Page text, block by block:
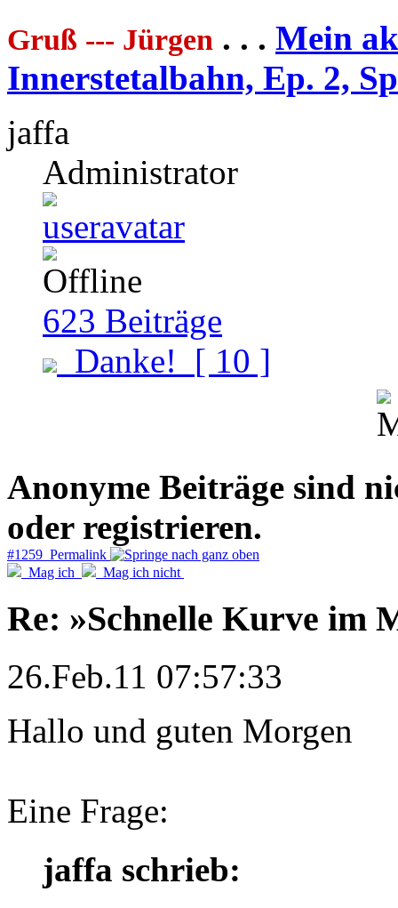
Gruß --- Jürgen . . . Mein
Innerstetalbahn, Ep. 2,
jaffa
Administrator
623 Beiträge
Danke! [ 10 ]
Anonyme Beiträge sind
oder registrieren.
#1259 Permalink
Mag ich
Mag ich nicht
Re: »Schnelle Kurve im
26.Feb.11 07:57:33
Hallo und guten Morgen
Eine Frage:
jaffa schrieb: